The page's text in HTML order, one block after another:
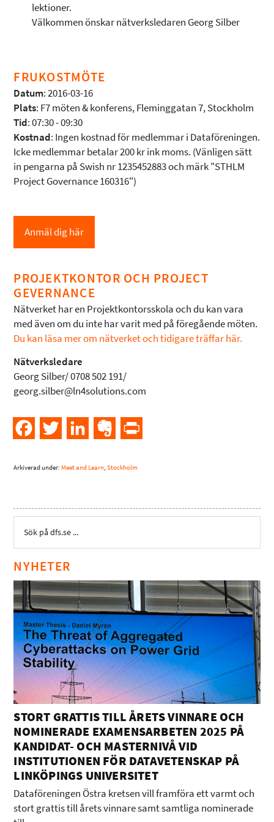
lektioner.
Välkommen önskar nätverksledaren Georg Silber
FRUKOSTMÖTE
Datum: 2016-03-16
Plats: F7 möten & konferens, Fleminggatan 7, Stockholm
Tid: 07:30 - 09:30
Kostnad: Ingen kostnad för medlemmar i Dataföreningen.
Icke medlemmar betalar 200 kr ink moms. (Vänligen sätt
in pengarna på Swish nr 1235452883 och märk "STHLM
Project Governance 160316")
Anmäl dig här
PROJEKTKONTOR OCH PROJECT
GEVERNANCE
Nätverket har en Projektkontorsskola och du kan vara
med även om du inte har varit med på föregående möten.
Du kan läsa mer om nätverket och tidigare träffar här.
Nätverksledare
Georg Silber/ 0708 502 191/
georg.silber@ln4solutions.com
FacebookTwitter LinkedInEvernote
Arkiverad under: Meet and Learn,Stockholm
NYHETER
STORT GRATTIS TILL ÅRETS VINNARE OCH
NOMINERADE EXAMENSARBETEN 2025 PÅ
KANDIDAT- OCH MASTERNIVÅ VID
INSTITUTIONEN FÖR DATAVETENSKAP PÅ
LINKÖPINGS UNIVERSITET
Dataföreningen Östra kretsen vill framföra ett varmt och
stort grattis till årets vinnare samt samtliga nominerade